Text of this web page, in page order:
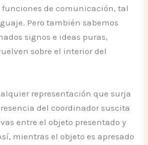
de comunicación, tal
Pero también sabemos
signos e ideas puras,
sobre el interior del
representación que surja
del coordinador suscita
entre el objeto presentado y
mientras el objeto es apresado